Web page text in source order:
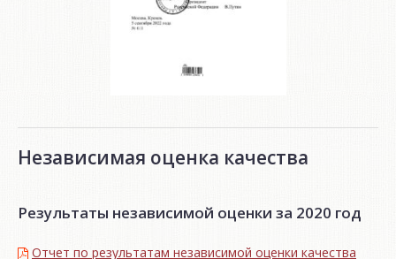
Независимая оценка качества
Результаты независимой оценки за 2020 год
Отчет по результатам независимой оценки качества